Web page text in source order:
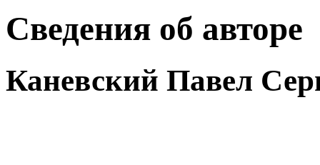
Сведения об авторе
Каневский Павел